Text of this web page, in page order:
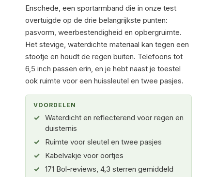
Enschede, een sportarmband die in onze test
overtuigde op de drie belangrijkste punten:
pasvorm, weerbestendigheid en opbergruimte.
Het stevige, waterdichte materiaal kan tegen een
stootje en houdt de regen buiten. Telefoons tot
6,5 inch passen erin, en je hebt naast je toestel
ook ruimte voor een huissleutel en twee pasjes.
VOORDELEN
Waterdicht en reflecterend voor regen en
duisternis
Ruimte voor sleutel en twee pasjes
Kabelvakje voor oortjes
171 Bol-reviews, 4,3 sterren gemiddeld